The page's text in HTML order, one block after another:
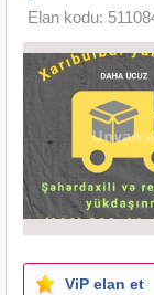
Elan kodu:
ViP elan et